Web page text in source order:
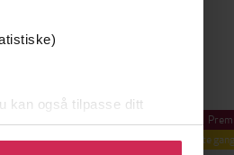
kan også tilpasse ditt
eller endre ditt samtykke.
Første